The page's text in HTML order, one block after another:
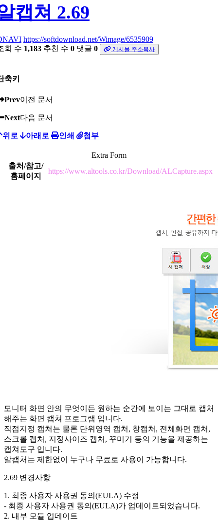
캡쳐 2.69
https://softdownload.net/Wimage/6535909
회 수 1,183 추천 수 0 댓글 0 게시물 주소복사
축키
Prev이전 문서
Next다음 문서
위로 아래로 인쇄 첨부
Extra Form
출처/참고/
홈페이지
https://www.altools.co.kr/Download/ALCapture.aspx
모니터 화면 안의 무엇이든 원하는 순간에 보이는 그대로 캡처
해주는 화면 캡쳐 프로그램 입니다.
직접지정 캡처는 물론 단위영역 캡처, 창캡처, 전체화면 캡처,
스크롤 캡처, 지정사이즈 캡처, 꾸미기 등의 기능을 제공하는
캡쳐도구 입니다.
알캡처는 제한없이 누구나 무료로 사용이 가능합니다.
2.69 변경사항
1. 최종 사용자 사용권 동의(EULA) 수정
- 최종 사용자 사용권 동의(EULA)가 업데이트되었습니다.
2. 내부 모듈 업데이트